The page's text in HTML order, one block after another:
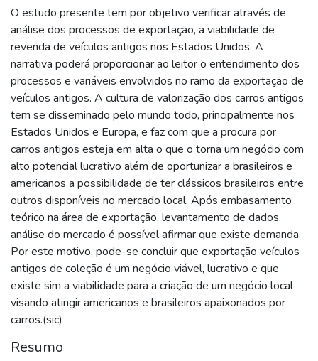
O estudo presente tem por objetivo verificar através de
análise dos processos de exportação, a viabilidade de
revenda de veículos antigos nos Estados Unidos. A
narrativa poderá proporcionar ao leitor o entendimento dos
processos e variáveis envolvidos no ramo da exportação de
veículos antigos. A cultura de valorização dos carros antigos
tem se disseminado pelo mundo todo, principalmente nos
Estados Unidos e Europa, e faz com que a procura por
carros antigos esteja em alta o que o torna um negócio com
alto potencial lucrativo além de oportunizar a brasileiros e
americanos a possibilidade de ter clássicos brasileiros entre
outros disponíveis no mercado local. Após embasamento
teórico na área de exportação, levantamento de dados,
análise do mercado é possível afirmar que existe demanda.
Por este motivo, pode-se concluir que exportação veículos
antigos de coleção é um negócio viável, lucrativo e que
existe sim a viabilidade para a criação de um negócio local
visando atingir americanos e brasileiros apaixonados por
carros.(sic)
Resumo